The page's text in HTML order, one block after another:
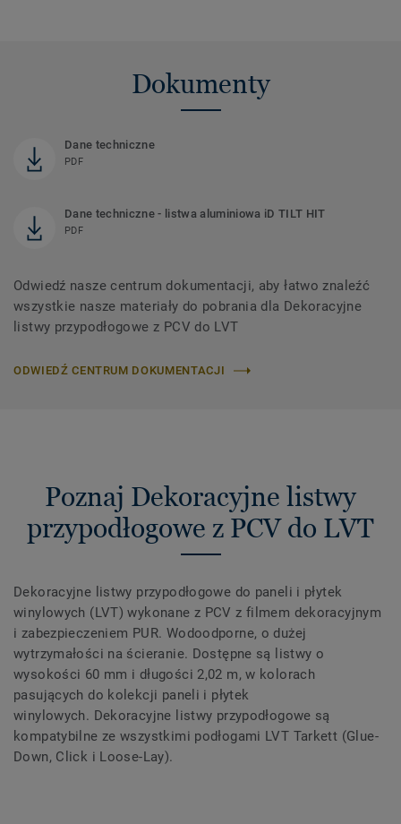
Dokumenty
Dane techniczne
PDF
Dane techniczne - listwa aluminiowa iD TILT HIT
PDF
Odwiedź nasze centrum dokumentacji, aby łatwo znaleźć
wszystkie nasze materiały do ​​pobrania dla Dekoracyjne
listwy przypodłogowe z PCV do LVT
ODWIEDŹ CENTRUM DOKUMENTACJI
Poznaj Dekoracyjne listwy
przypodłogowe z PCV do LVT
Dekoracyjne listwy przypodłogowe do paneli i płytek
winylowych (LVT) wykonane z PCV z filmem dekoracyjnym
i zabezpieczeniem PUR. Wodoodporne, o dużej
wytrzymałości na ścieranie. Dostępne są listwy o
wysokości 60 mm i długości 2,02 m, w kolorach
pasujących do kolekcji paneli i płytek
winylowych. Dekoracyjne listwy przypodłogowe są
kompatybilne ze wszystkimi podłogami LVT Tarkett (Glue-
Down, Click i Loose-Lay).